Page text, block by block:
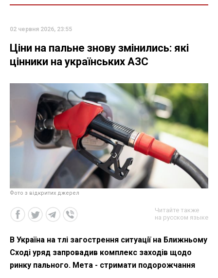
02 червня 2026, 23:55
Ціни на пальне знову змінились: які
цінники на українських АЗС
Фото з відкритих джерел
Читайте также
на русском языке
В Україна на тлі загострення ситуації на Ближньому
Сході уряд запровадив комплекс заходів щодо
ринку пального. Мета - стримати подорожчання